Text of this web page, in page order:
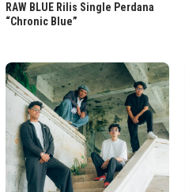
RAW BLUE Rilis Single Perdana
“Chronic Blue”